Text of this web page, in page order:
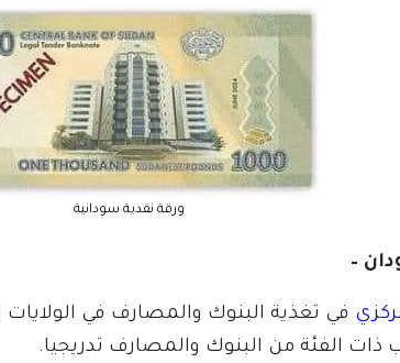
ورقة نقدية سودانية
–
الفئة من البنوك والمصارف تدريجيا.